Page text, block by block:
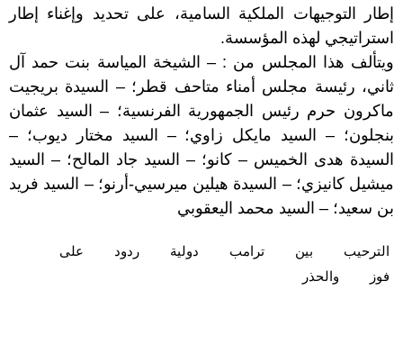
إطار التوجيهات الملكية السامية، على تحديد وإغناء إطار
استراتيجي لهذه المؤسسة.
ويتألف هذا المجلس من : – الشيخة المياسة بنت حمد آل
ثاني، رئيسة مجلس أمناء متاحف قطر؛ – السيدة بريجيت
ماكرون حرم رئيس الجمهورية الفرنسية؛ – السيد عثمان
بنجلون؛ – السيد مايكل زاوي؛ – السيد مختار ديوب؛ –
السيدة هدى الخميس – كانو؛ – السيد جاد المالح؛ – السيد
ميشيل كانيزي؛ – السيدة هيلين ميرسيي-أرنو؛ – السيد فريد
بن سعيد؛ – السيد محمد اليعقوبي
الترحيب بين ترامب دولية ردود
على
فوز
والحذر